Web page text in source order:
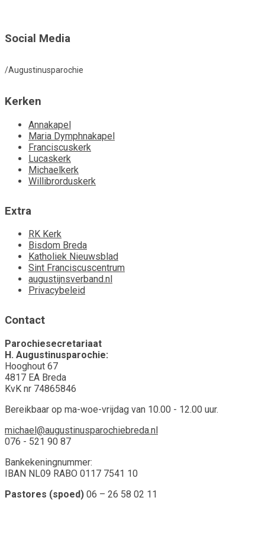
Social Media
/Augustinusparochie
Kerken
Annakapel
Maria Dymphnakapel
Franciscuskerk
Lucaskerk
Michaelkerk
Willibrorduskerk
Extra
RK Kerk
Bisdom Breda
Katholiek Nieuwsblad
Sint Franciscuscentrum
augustijnsverband.nl
Privacybeleid
Contact
Parochiesecretariaat
H. Augustinusparochie:
Hooghout 67
4817 EA Breda
KvK nr 74865846
Bereikbaar op ma-woe-vrijdag van 10.00 - 12.00 uur.
michael@augustinusparochiebreda.nl
076 - 521 90 87
Bankekeningnummer:
IBAN NL09 RABO 0117 7541 10
Pastores (spoed) 06 – 26 58 02 11